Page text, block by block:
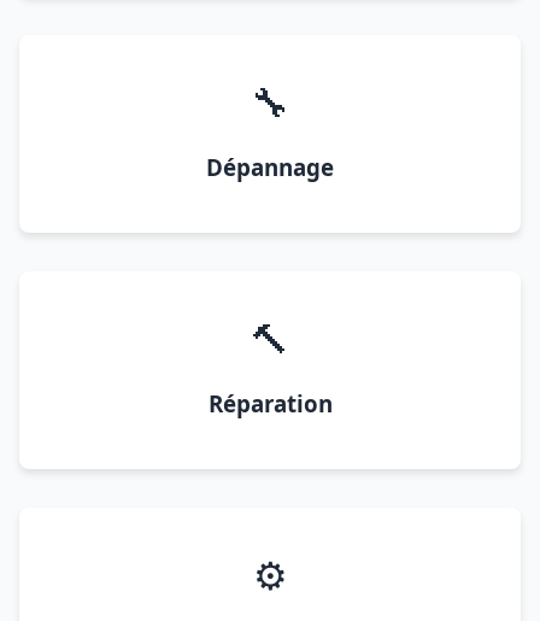
🔧
Dépannage
🔨
Réparation
⚙️